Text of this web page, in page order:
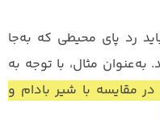
رد پای محیطی‌ که به‌جا
مثال، با‌ توجه به
مقایسه با شیر بادام و